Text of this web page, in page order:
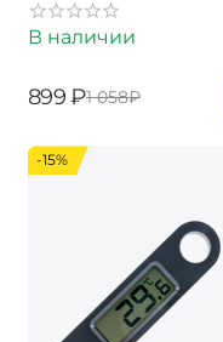
В наличии
‍899‍ ₽‍1 058‍₽
-15%